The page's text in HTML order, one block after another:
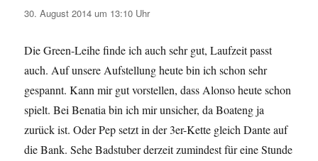
30. August 2014 um 13:10 Uhr
Die Green-Leihe finde ich auch sehr gut, Laufzeit passt
auch. Auf unsere Aufstellung heute bin ich schon sehr
gespannt. Kann mir gut vorstellen, dass Alonso heute schon
spielt. Bei Benatia bin ich mir unsicher, da Boateng ja
zurück ist. Oder Pep setzt in der 3er-Kette gleich Dante auf
die Bank. Sehe Badstuber derzeit zumindest für eine Stunde